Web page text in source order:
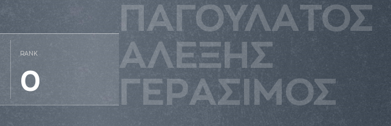
RANK
0
ΠAΓΟΥΛAΤΟΣ
AΛΕΞΗΣ
ΓΕΡAΣΙΜΟΣ